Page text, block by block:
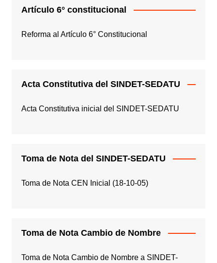
Artículo 6° constitucional
Reforma al Artículo 6° Constitucional
Acta Constitutiva del SINDET-SEDATU
Acta Constitutiva inicial del SINDET-SEDATU
Toma de Nota del SINDET-SEDATU
Toma de Nota CEN Inicial (18-10-05)
Toma de Nota Cambio de Nombre
Toma de Nota Cambio de Nombre a SINDET-